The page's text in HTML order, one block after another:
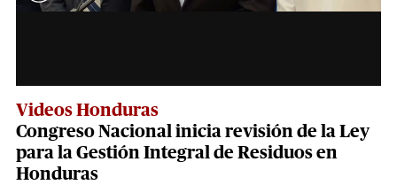
Videos Honduras
Congreso Nacional inicia revisión de la Ley
para la Gestión Integral de Residuos en
Honduras